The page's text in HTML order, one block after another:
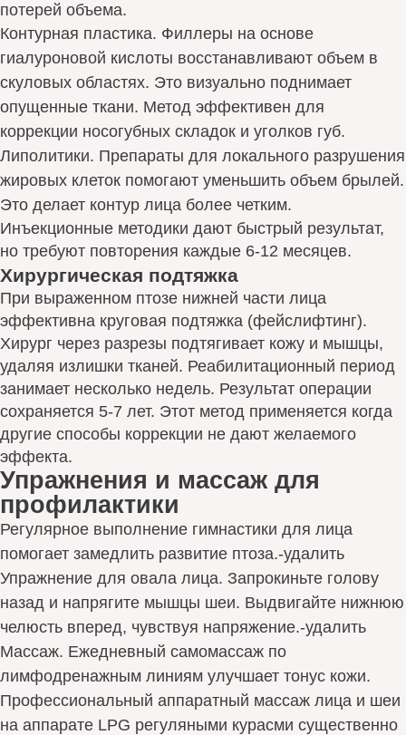
потерей объема.
Контурная пластика. Филлеры на основе
гиалуроновой кислоты восстанавливают объем в
скуловых областях. Это визуально поднимает
опущенные ткани. Метод эффективен для
коррекции носогубных складок и уголков губ.
Липолитики. Препараты для локального разрушения
жировых клеток помогают уменьшить объем брылей.
Это делает контур лица более четким.
Инъекционные методики дают быстрый результат,
но требуют повторения каждые 6-12 месяцев.
Хирургическая подтяжка
При выраженном птозе нижней части лица
эффективна круговая подтяжка (фейслифтинг).
Хирург через разрезы подтягивает кожу и мышцы,
удаляя излишки тканей. Реабилитационный период
занимает несколько недель. Результат операции
сохраняется 5-7 лет. Этот метод применяется когда
другие способы коррекции не дают желаемого
эффекта.
Упражнения и массаж для
профилактики
Регулярное выполнение гимнастики для лица
помогает замедлить развитие птоза.-удалить
Упражнение для овала лица. Запрокиньте голову
назад и напрягите мышцы шеи. Выдвигайте нижнюю
челюсть вперед, чувствуя напряжение.-удалить
Массаж. Ежедневный самомассаж по
лимфодренажным линиям улучшает тонус кожи.
Профессиональный аппаратный массаж лица и шеи
на аппарате LPG регуляными курасми существенно